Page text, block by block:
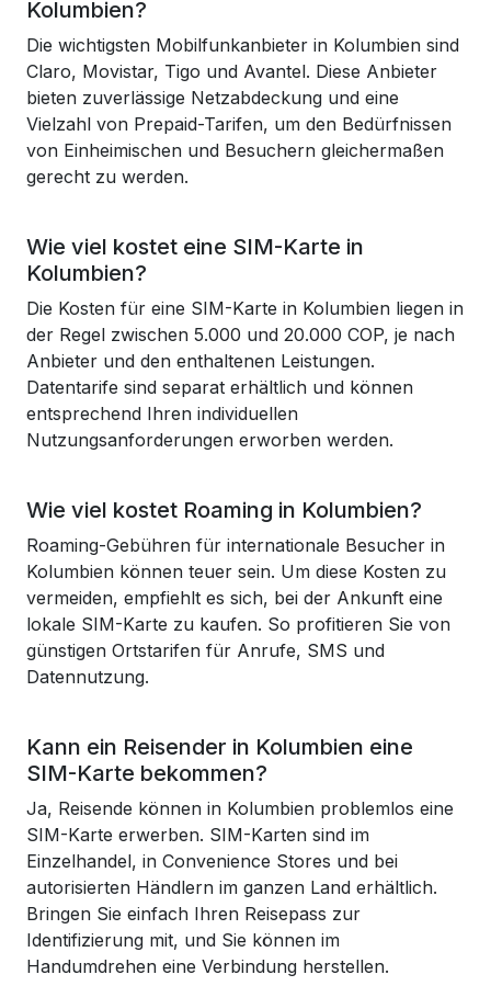
Kolumbien?
Die wichtigsten Mobilfunkanbieter in Kolumbien sind
Claro, Movistar, Tigo und Avantel. Diese Anbieter
bieten zuverlässige Netzabdeckung und eine
Vielzahl von Prepaid-Tarifen, um den Bedürfnissen
von Einheimischen und Besuchern gleichermaßen
gerecht zu werden.
Wie viel kostet eine SIM-Karte in
Kolumbien?
Die Kosten für eine SIM-Karte in Kolumbien liegen in
der Regel zwischen 5.000 und 20.000 COP, je nach
Anbieter und den enthaltenen Leistungen.
Datentarife sind separat erhältlich und können
entsprechend Ihren individuellen
Nutzungsanforderungen erworben werden.
Wie viel kostet Roaming in Kolumbien?
Roaming-Gebühren für internationale Besucher in
Kolumbien können teuer sein. Um diese Kosten zu
vermeiden, empfiehlt es sich, bei der Ankunft eine
lokale SIM-Karte zu kaufen. So profitieren Sie von
günstigen Ortstarifen für Anrufe, SMS und
Datennutzung.
Kann ein Reisender in Kolumbien eine
SIM-Karte bekommen?
Ja, Reisende können in Kolumbien problemlos eine
SIM-Karte erwerben. SIM-Karten sind im
Einzelhandel, in Convenience Stores und bei
autorisierten Händlern im ganzen Land erhältlich.
Bringen Sie einfach Ihren Reisepass zur
Identifizierung mit, und Sie können im
Handumdrehen eine Verbindung herstellen.